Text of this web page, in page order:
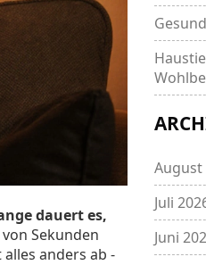
dauert es,
Sekunden
anders ab -
August
Juli
Juni